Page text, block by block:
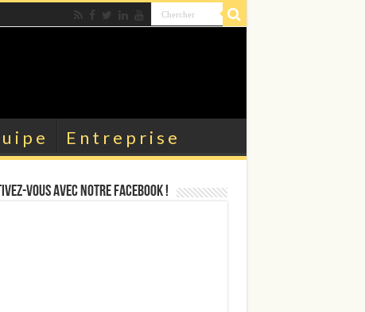
Entreprise
vous avec notre facebook !